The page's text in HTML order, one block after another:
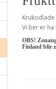
Vi ber er
OBS!
Finland blir